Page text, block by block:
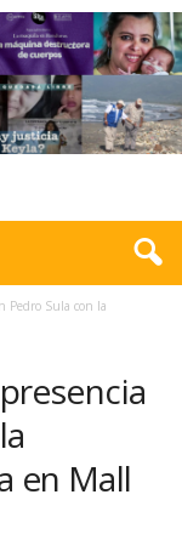
Pedro Sula con la
en Mall